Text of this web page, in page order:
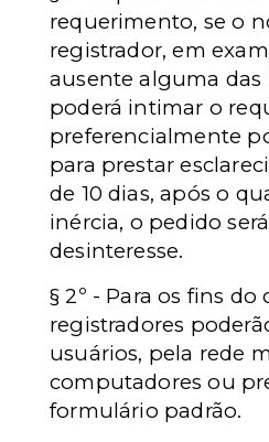
requerimento, se o
registrador, em
ausente alguma das
poderá intimar o
preferencialmente
para prestar
de 10 dias, após o
inércia, o pedido
desinteresse.
§ 2º - Para os fins
registradores
usuários, pela rede
computadores ou
formulário padrão.